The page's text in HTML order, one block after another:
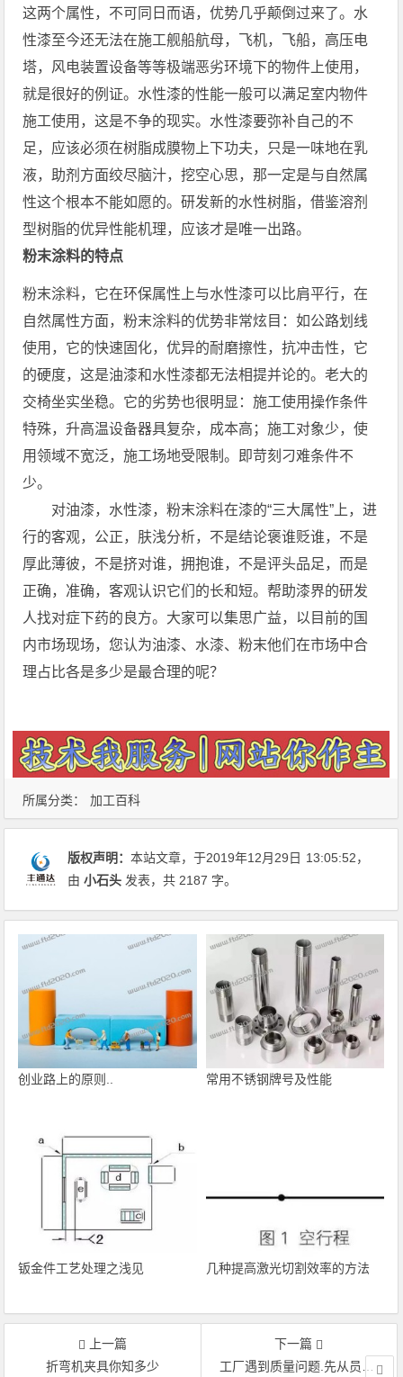
所属分类： 加工百科
这两个属性，不可同日而语，优势几乎颠倒过来了。水
性漆至今还无法在施工舰船航母，飞机，飞船，高压电
塔，风电装置设备等等极端恶劣环境下的物件上使用，
就是很好的例证。水性漆的性能一般可以满足室内物件
施工使用，这是不争的现实。水性漆要弥补自己的不
足，应该必须在树脂成膜物上下功夫，只是一味地在乳
液，助剂方面绞尽脑汁，挖空心思，那一定是与自然属
性这个根本不能如愿的。研发新的水性树脂，借鉴溶剂
型树脂的优异性能机理，应该才是唯一出路。
粉末涂料的特点
粉末涂料，它在环保属性上与水性漆可以比肩平行，在
自然属性方面，粉末涂料的优势非常炫目：如公路划线
使用，它的快速固化，优异的耐磨擦性，抗冲击性，它
的硬度，这是油漆和水性漆都无法相提并论的。老大的
交椅坐实坐稳。它的劣势也很明显：施工使用操作条件
特殊，升高温设备器具复杂，成本高；施工对象少，使
用领域不宽泛，施工场地受限制。即苛刻刁难条件不
少。
对油漆，水性漆，粉末涂料在漆的“三大属性”上，进
行的客观，公正，肤浅分析，不是结论褒谁贬谁，不是
厚此薄彼，不是挤对谁，拥抱谁，不是评头品足，而是
正确，准确，客观认识它们的长和短。帮助漆界的研发
人找对症下药的良方。大家可以集思广益，以目前的国
内市场现场，您认为油漆、水漆、粉末他们在市场中合
理占比各是多少是最合理的呢？
版权声明：本站文章，于2019年12月29日 13:05:52，
由小石头 发表，共 2187 字。
创业路上的原则.. 常用不锈钢牌号及性能
钣金件工艺处理之浅见 几种提高激光切割效率的方法
上一篇
折弯机夹具你知多少
下一篇
工厂遇到质量问题.先从员工的操作动作入手